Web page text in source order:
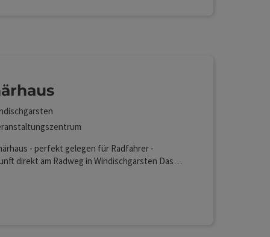
- perfekt gelegen für Radfahrer -
direkt am Radweg in Windischgarsten Das
seit 1609, liegt mitten im Zentrum von
(kostenlos)